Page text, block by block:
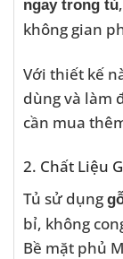
ngay trong tủ
không gian
Với thiết kế
dùng và làm
cần mua
2. Chất Liệu
Tủ sử dụng
bỉ, không
Bề mặt phủ